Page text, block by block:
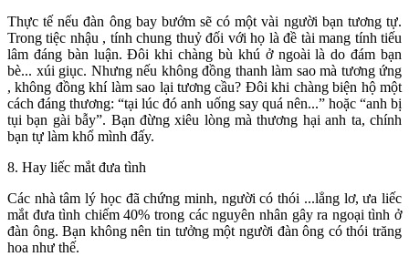
Thực tế nếu đàn ông bay bướm sẽ có một vài người bạn tương tự.
Trong tiệc nhậu , tính chung thuỷ đối với họ là đề tài mang tính tiếu
lâm đáng bàn luận. Đôi khi chàng bù khú ở ngoài là do đám bạn
bè... xúi giục. Nhưng nếu không đồng thanh làm sao mà tương ứng
, không đồng khí làm sao lại tương cầu? Đôi khi chàng biện hộ một
cách đáng thương: “tại lúc đó anh uống say quá nên...” hoặc “anh bị
tụi bạn gài bẫy”. Bạn đừng xiêu lòng mà thương hại anh ta, chính
bạn tự làm khổ mình đấy.
8. Hay liếc mắt đưa tình
Các nhà tâm lý học đã chứng minh, người có thói ...lẳng lơ, ưa liếc
mắt đưa tình chiếm 40% trong các nguyên nhân gây ra ngoại tình ở
đàn ông. Bạn không nên tin tưởng một người đàn ông có thói trăng
hoa như thế.